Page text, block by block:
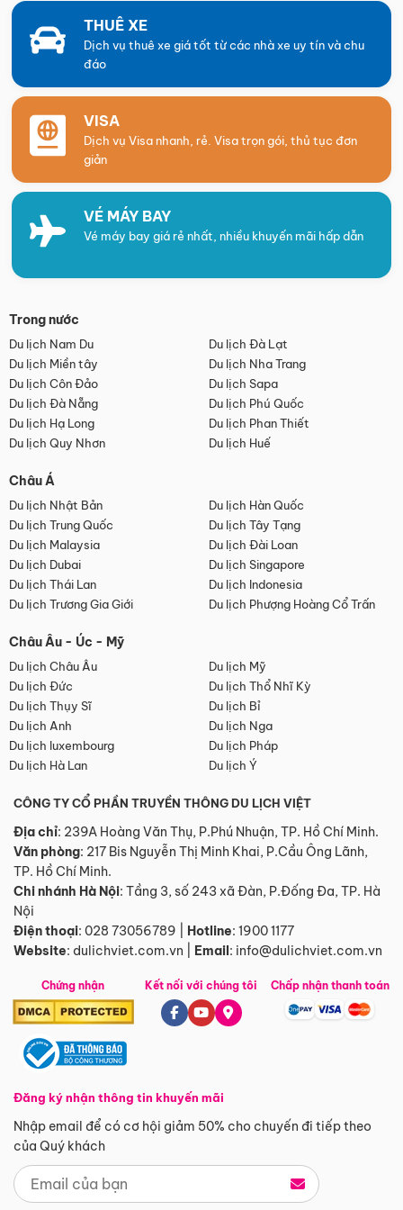
THUÊ XE
Dịch vụ thuê xe giá tốt từ các nhà xe uy tín và chu
đáo
VISA
Dịch vụ Visa nhanh, rẻ. Visa trọn gói, thủ tục đơn
giản
VÉ MÁY BAY
Vé máy bay giá rẻ nhất, nhiều khuyến mãi hấp dẫn
Trong nước
Du lịch Nam Du
Du lịch Đà Lạt
Du lịch Miền tây
Du lịch Nha Trang
Du lịch Côn Đảo
Du lịch Sapa
Du lịch Đà Nẵng
Du lịch Phú Quốc
Du lịch Hạ Long
Du lịch Phan Thiết
Du lịch Quy Nhơn
Du lịch Huế
Châu Á
Du lịch Nhật Bản
Du lịch Hàn Quốc
Du lịch Trung Quốc
Du lịch Tây Tạng
Du lịch Malaysia
Du lịch Đài Loan
Du lịch Dubai
Du lịch Singapore
Du lịch Thái Lan
Du lịch Indonesia
Du lịch Trương Gia Giới
Du lịch Phượng Hoàng Cổ Trấn
Châu Âu - Úc - Mỹ
Du lịch Châu Âu
Du lịch Mỹ
Du lịch Đức
Du lịch Thổ Nhĩ Kỳ
Du lịch Thụy Sĩ
Du lịch Bỉ
Du lịch Anh
Du lịch Nga
Du lịch luxembourg
Du lịch Pháp
Du lịch Hà Lan
Du lịch Ý
CÔNG TY CỔ PHẦN TRUYỀN THÔNG DU LỊCH VIỆT
Địa chỉ: 239A Hoàng Văn Thụ, P.Phú Nhuận, TP. Hồ Chí Minh.
Văn phòng: 217 Bis Nguyễn Thị Minh Khai, P.Cầu Ông Lãnh,
TP. Hồ Chí Minh.
Chi nhánh Hà Nội: Tầng 3, số 243 xã Đàn, P.Đống Đa, TP. Hà
Nội
Điện thoại: 028 73056789 Hotline: 1900 1177
Website: dulichviet.com.vn Email: info@dulichviet.com.vn
Chứng nhận
Đăng ký nhận thông tin khuyến mãi
Nhập email để có cơ hội giảm 50% cho chuyến đi tiếp theo
của Quý khách
Kết nối với chúng tôi Chấp nhận thanh toán